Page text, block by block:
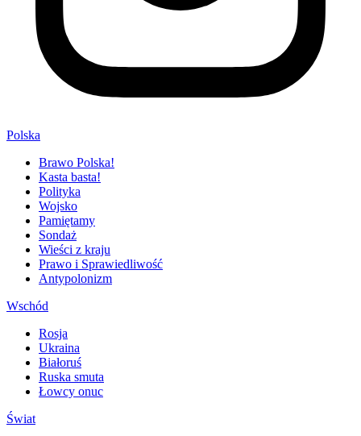
Polska
Brawo Polska!
Kasta basta!
Polityka
Wojsko
Pamiętamy
Sondaż
Wieści z kraju
Prawo i Sprawiedliwość
Antypolonizm
Wschód
Rosja
Ukraina
Białoruś
Ruska smuta
Łowcy onuc
Świat